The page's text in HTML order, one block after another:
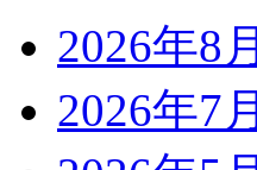
2026年8月
2026年7月